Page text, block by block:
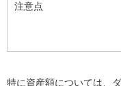
注意点
特に資産額については、